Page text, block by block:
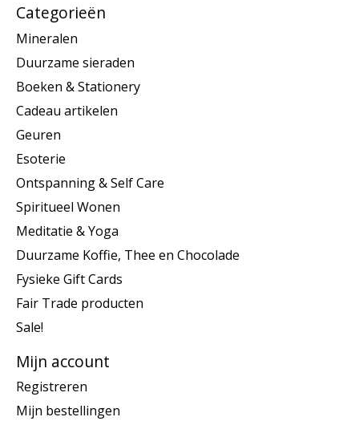
Categorieën
Mineralen
Duurzame sieraden
Boeken & Stationery
Cadeau artikelen
Geuren
Esoterie
Ontspanning & Self Care
Spiritueel Wonen
Meditatie & Yoga
Duurzame Koffie, Thee en Chocolade
Fysieke Gift Cards
Fair Trade producten
Sale!
Mijn account
Registreren
Mijn bestellingen